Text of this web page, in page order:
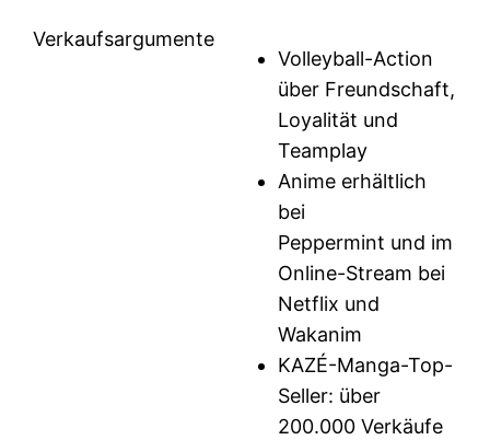
Verkaufsargumente
Volleyball-Action
über Freundschaft,
Loyalität und
Teamplay
Anime erhältlich
bei
Peppermint und im
Online-Stream bei
Netflix und
Wakanim
KAZÉ-Manga-Top-
Seller: über
200.000 Verkäufe